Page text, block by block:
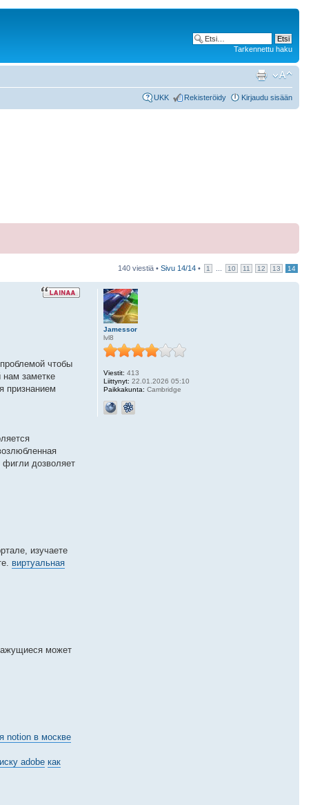
Tarkennettu haku
UKK Rekisteröidy Kirjaudu sisään
140 viestiä • Sivu 14/14 • 1 10 11 12 13 14
чтобы
нам заметке
признанием
дозволяет
изучаете
виртуальная
может
notion в москве
adobe как
Jamessor
lvl8
Viestit: 413
Liittynyt: 22.01.2026 05:10
Paikkakunta: Cambridge